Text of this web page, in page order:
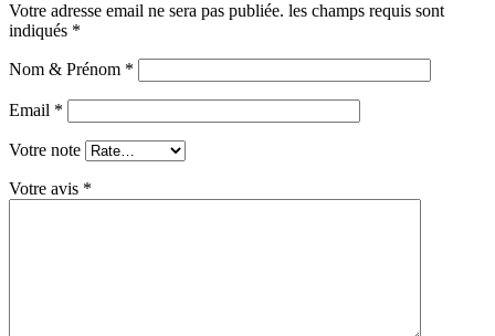
Votre adresse email ne sera pas publiée. les champs requis sont
indiqués *
Nom & Prénom *
Email *
Votre note
Votre avis *